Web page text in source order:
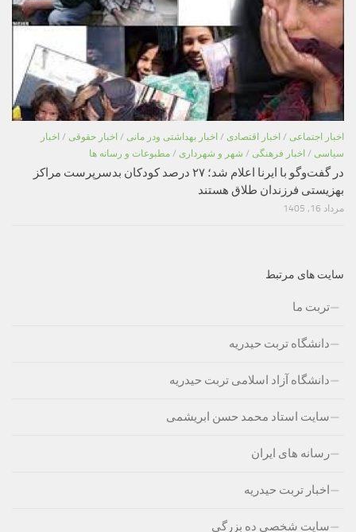
اخبار اجتماعی / اخبار اقتصادی / اخبار بهداشتی ودر مانی / اخبار حقوقی / اخبار
سیاسی / اخبار فرهنگی / شهر و شهرداری / مطبوعات و رسانه ها
در گفت‌وگو با ایرنا اعلام شد؛ ۲۷ درصد کودکان بدسرپرست مراکز
بهزیستی فرزندان طلاق هستند
مرداد 16, 1405
سایت های مرتبط
تربت ما
دانشگاه تربت حیدریه
دانشگاه آزاد اسلامی تربت حیدریه
سایت استاد محمد حسن ابریشمی
رسانه های ایران
اخبار تربت حیدریه
سایت شخصی ده بزرگی